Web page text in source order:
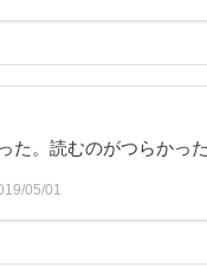
た。読むのがつらかった
05/01